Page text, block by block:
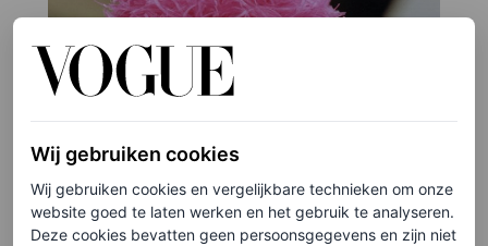
Wij gebruiken cookies
Wij gebruiken cookies en vergelijkbare technieken om onze
website goed te laten werken en het gebruik te analyseren.
Deze cookies bevatten geen persoonsgegevens en zijn niet